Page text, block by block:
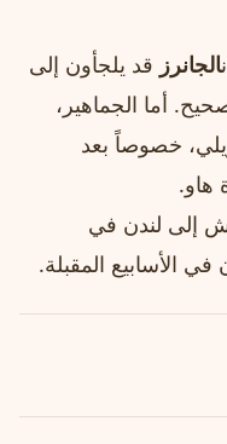
الجانرز قد يلجأون إلى
أما الجماهير،
خصوصاً بعد
هاو.
إلى لندن في
الأسابيع المقبلة.